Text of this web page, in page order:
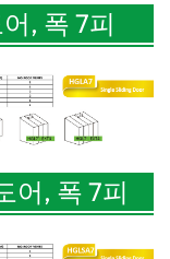
, 폭 7피
입구
어, 폭 7피